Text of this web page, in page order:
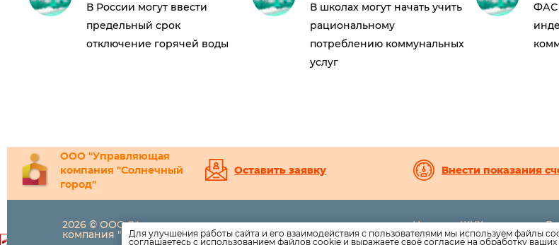
В России могут ввести
предельный срок
отключение горячей воды
В школах могут начать учить
рациональному
потреблению коммунальных
услуг
ФАС
ООО "Управляющая
компания "Солнечный
город"
Оставить заявку Внести показания
2026 © ООО "Управляющая
компания "Солнечный город"
350-38-27
Новости ЖКХ
Новости компании
Для улучшения работы сайта и его взаимодействия с пользователями мы используем файлы
соглашаетесь с использованием файлов cookie и выражаете своё согласие на обработку